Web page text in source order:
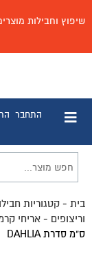
שיפוץ וחבילות מוצרים
התחבר
בית - קטגוריות
וריצופים - אריחי
ס”מ סדרת DAHLIA